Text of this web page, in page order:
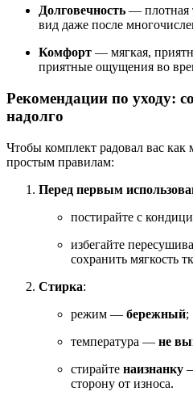
Долговечность — плотная
вид даже после
Комфорт — мягкая,
приятные ощущения во
Рекомендации по уходу:
надолго
Чтобы комплект радовал вас
простым правилам:
Перед первым
постирайте с
избегайте
сохранить мягкость
Стирка:
режим — бережный;
температура — не
стирайте наизнанку
сторону от износа.